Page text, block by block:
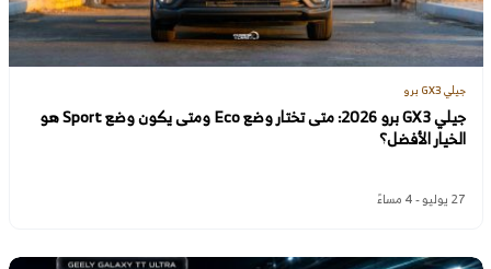
جيلي GX3 برو
جيلي GX3 برو 2026: متى تختار وضع Eco ومتى يكون وضع Sport هو
الخيار الأفضل؟
27 يوليو - 4 مساءً